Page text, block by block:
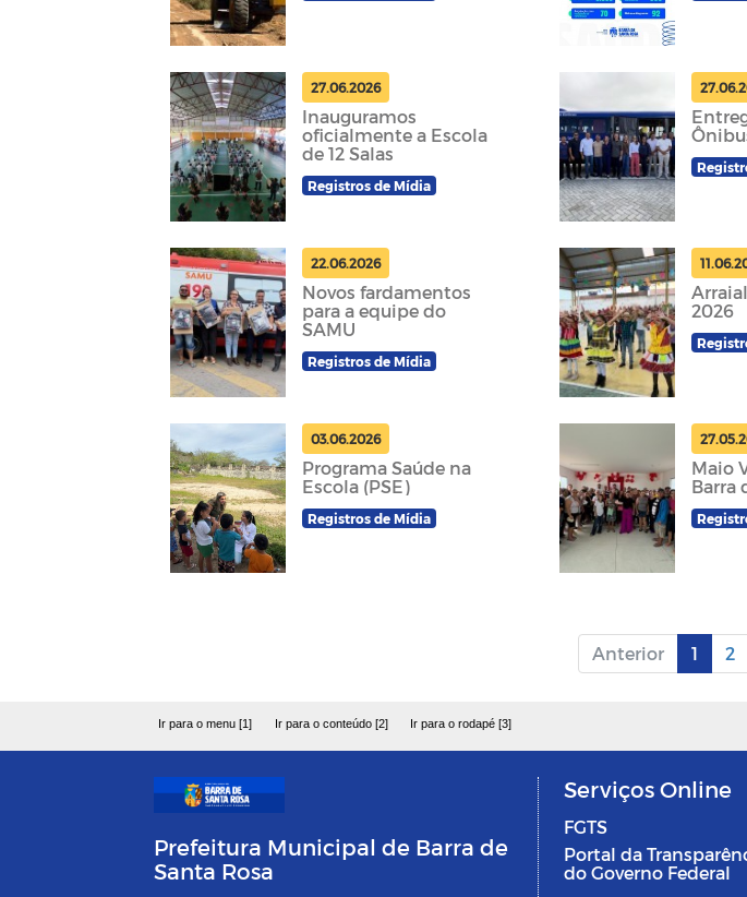
27.06.2026
Inauguramos
oficialmente a Escola
de 12 Salas
Registros de Mídia
22.06.2026
Novos fardamentos
para a equipe do
SAMU
Registros de Mídia
2026
03.06.2026
Programa Saúde na
Escola (PSE)
Registros de Mídia
Maio
Barra
Anterior 1 2
Ir para o menu [1] Ir para o conteúdo [2] Ir para o rodapé [3]
Prefeitura Municipal de Barra de
Santa Rosa
Serviços Online
FGTS
Portal da
do Governo Federal